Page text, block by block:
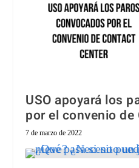
USO apoyará los
por el convenio
7 de marzo de 2022